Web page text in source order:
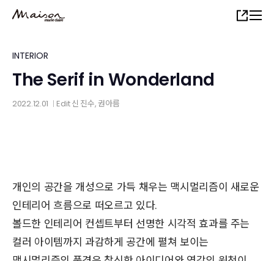
content
Share
INTERIOR
The Serif in Wonderland
2022.12.01 Edit신 진수, 권아름
개인의 공간을 개성으로 가득 채우는 맥시멀리즘이 새로운
인테리어 흐름으로 떠오르고 있다.
볼드한 인테리어 컨셉트부터 선명한 시각적 효과를 주는
컬러 아이템까지 과감하게 공간에 펼쳐 보이는